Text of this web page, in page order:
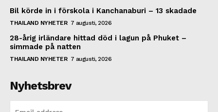
Bil körde in i förskola i Kanchanaburi – 13 skadade
THAILAND NYHETER 7 augusti, 2026
28-årig irländare hittad död i lagun på Phuket –
simmade på natten
THAILAND NYHETER 7 augusti, 2026
Nyhetsbrev